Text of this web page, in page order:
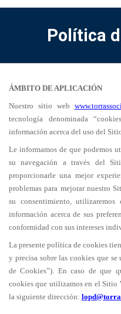
Política
ÁMBITO DE APLICACIÓN
Nuestro sitio web
tecnología denominada
información acerca del uso del
Le informamos de que podemos
su navegación a través del
proporcionarle una mejor
problemas para mejorar nuestro
su consentimiento,
información acerca de sus
conformidad con sus intereses
La presente política de cookies
y precisa sobre las cookies que
de Cookies”). En caso de que
cookies que utilizamos en el Sitio
la siguiente dirección: